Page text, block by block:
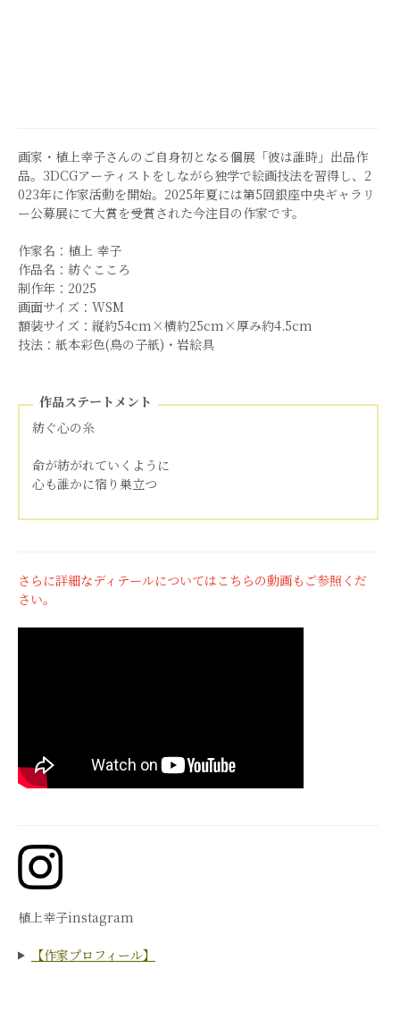
画家・植上幸子さんのご自身初となる個展「彼は誰時」出品作
品。3DCGアーティストをしながら独学で絵画技法を習得し、2
023年に作家活動を開始。2025年夏には第5回銀座中央ギャラリ
ー公募展にて大賞を受賞された今注目の作家です。
作家名：植上 幸子
作品名：紡ぐこころ
制作年：2025
画面サイズ：WSM
額装サイズ：縦約54cm×横約25cm×厚み約4.5cm
技法：紙本彩色(鳥の子紙)・岩絵具
作品ステートメント
紡ぐ心の糸
命が紡がれていくように
心も誰かに宿り巣立つ
さらに詳細なディテールについてはこちらの動画もご参照くだ
さい。
植上幸子instagram
【作家プロフィール】